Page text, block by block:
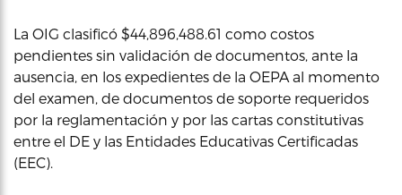
La OIG clasificó $44,896,488.61 como costos
pendientes sin validación de documentos, ante la
ausencia, en los expedientes de la OEPA al momento
del examen, de documentos de soporte requeridos
por la reglamentación y por las cartas constitutivas
entre el DE y las Entidades Educativas Certificadas
(EEC).